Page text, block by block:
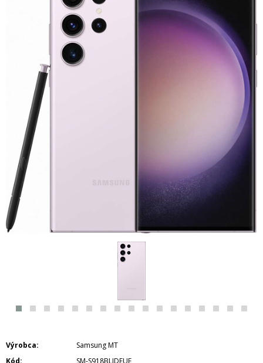
Výrobca
Samsung MT
Kód
SM-S918BLIDEUE